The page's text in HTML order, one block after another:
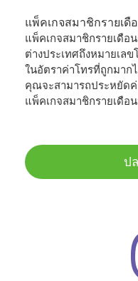
แพ็คเกจสมาชิกรายเดื
แพ็คเกจสมาชิกรายเดือ
ต่างประเทศถึงหมายเล
ในอัตราค่าโทรที่ถูกมาก
คุณจะสามารถประหยัด
แพ็คเกจสมาชิกรายเดือ
ป